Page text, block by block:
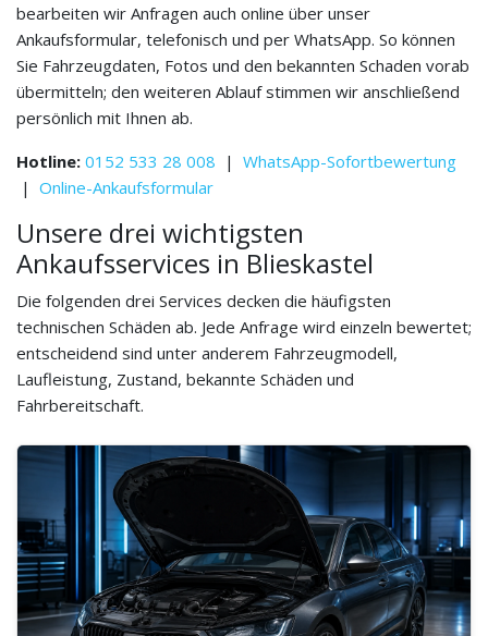
bearbeiten wir Anfragen auch online über unser
Ankaufsformular, telefonisch und per WhatsApp. So können
Sie Fahrzeugdaten, Fotos und den bekannten Schaden vorab
übermitteln; den weiteren Ablauf stimmen wir anschließend
persönlich mit Ihnen ab.
Hotline: 0152 533 28 008 | WhatsApp-Sofortbewertung
| Online-Ankaufsformular
Unsere drei wichtigsten
Ankaufsservices in Blieskastel
Die folgenden drei Services decken die häufigsten
technischen Schäden ab. Jede Anfrage wird einzeln bewertet;
entscheidend sind unter anderem Fahrzeugmodell,
Laufleistung, Zustand, bekannte Schäden und
Fahrbereitschaft.